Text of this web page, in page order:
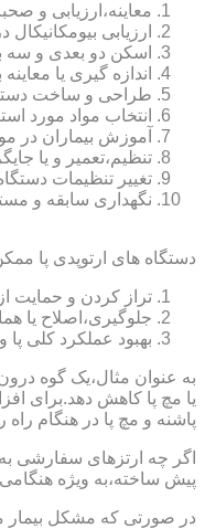
معاینه،ارزیابی و
ارزیابی
اسکن دو بعدی و سه
اندازه گیری یا
طراحی و ساخت
انتخاب مواد مورد
آموزش بیماران در
تنظیم،تعمیر و یا
تغییر تنظیمات
نگهداری سابقه و
دستگاه های ارتوپدی پا
تراز کردن و حمایت از
جلوگیری،اصلاح یا
بهبود عملکرد کلی پا
به عنوان مثال،یک گوه
یا مچ پا کاهش دهد.برای
پاشنه و مچ پا در هنگام
اگر چه ارتزهای سفارشی به
پیش ساخته،به ویژه
در صورتی که مشکل بیمار